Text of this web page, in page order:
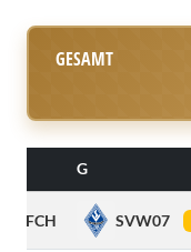
GESAMT
G
FCH SVW07